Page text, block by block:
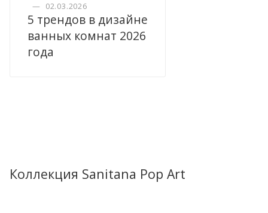
— 02.03.2026
5 трендов в дизайне
ванных комнат 2026
года
Коллекция Sanitana Pop Art